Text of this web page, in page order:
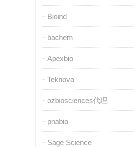
Bioind
bachem
Apexbio
Teknova
ozbiosciences代理
pnabio
Sage Science